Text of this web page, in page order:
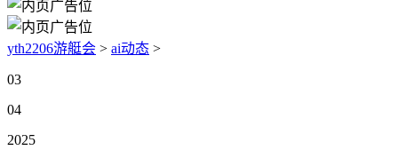
yth2206游艇会 > ai动态 >
03
04
2025